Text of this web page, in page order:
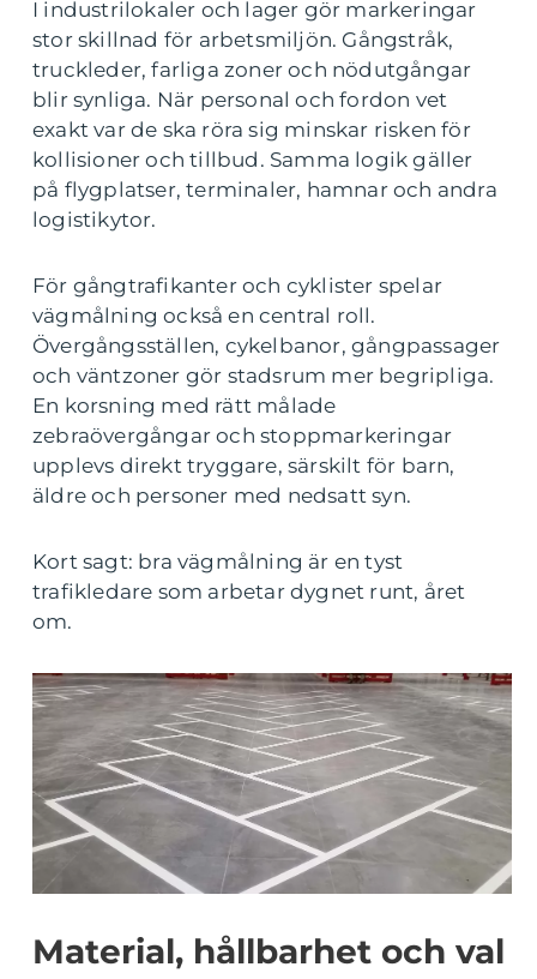
I industrilokaler och lager gör markeringar
stor skillnad för arbetsmiljön. Gångstråk,
truckleder, farliga zoner och nödutgångar
blir synliga. När personal och fordon vet
exakt var de ska röra sig minskar risken för
kollisioner och tillbud. Samma logik gäller
på flygplatser, terminaler, hamnar och andra
logistikytor.
För gångtrafikanter och cyklister spelar
vägmålning också en central roll.
Övergångsställen, cykelbanor, gångpassager
och väntzoner gör stadsrum mer begripliga.
En korsning med rätt målade
zebraövergångar och stoppmarkeringar
upplevs direkt tryggare, särskilt för barn,
äldre och personer med nedsatt syn.
Kort sagt: bra vägmålning är en tyst
trafikledare som arbetar dygnet runt, året
om.
Material, hållbarhet och val